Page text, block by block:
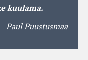
kuulama.
Paul Puustusmaa